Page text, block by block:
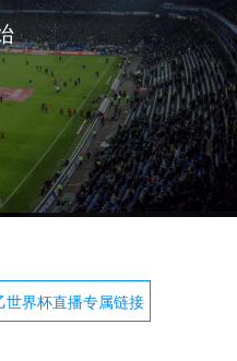
世界杯直播专属链接